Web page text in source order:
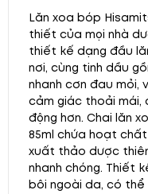
Lăn xoa bóp
thiết của mọi nhà
thiết kế dạng đầu
nơi, cùng tinh dầu
nhanh cơn đau mỏi,
cảm giác thoải mái,
động hơn. Chai lăn
85ml chứa hoạt
xuất thảo dược
nhanh chóng. Thiết
bôi ngoài da, có thể